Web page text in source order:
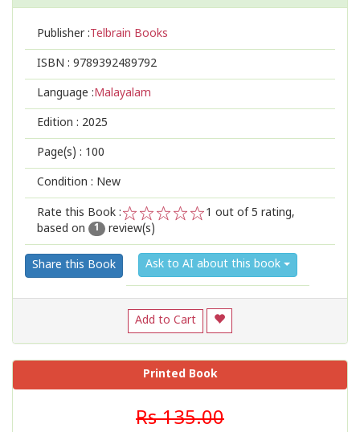
Publisher :Telbrain Books
ISBN : 9789392489792
Language :Malayalam
Edition : 2025
Page(s) : 100
Condition : New
Rate this Book :
2
1
1 out of 5 rating,
based on
1 review(s)
Share this Book Ask to AI about this book
Add to Cart
Printed Book
Rs 135.00